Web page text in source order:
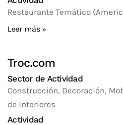
Restaurante Temático
Leer más
Troc.com
Sector de Actividad
Construcción, Decoración,
de Interiores
Actividad